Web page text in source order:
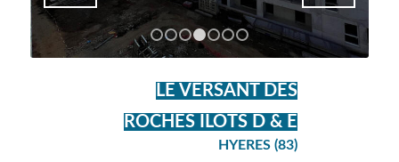
LE VERSANT DES
ROCHES ILOTS D & E
HYERES (83)
1 3 4 5 6 7